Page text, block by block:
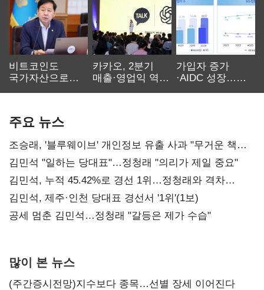
비트코인도
국가자산으로…'
카카오, 2분기
매출·영업익 역대
가입자 증가
·AIDC 성장…
주요 뉴스
조승래, '블루웨이브' 개인정보 유출 사과 "무거운 책임
통감"
김민석 "일하는 당대표"…정청래 "의리가 제일 중요"
김민석, 누적 45.42%로 경선 1위…정청래와 격차
0.86%p(2보)
김민석, 제주·인천 당대표 경선서 '1위'(1보)
공세 멈춘 김민석…정청래 "갈등은 제가 수습"
많이 본 뉴스
(주간증시전망)지수보다 종목…선별 장세 이어진다